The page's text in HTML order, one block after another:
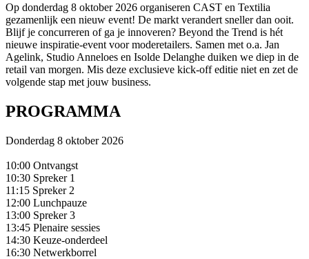
Op donderdag 8 oktober 2026 organiseren CAST en Textilia
gezamenlijk een nieuw event! De markt verandert sneller dan ooit.
Blijf je concurreren of ga je innoveren? Beyond the Trend is hét
nieuwe inspiratie-event voor moderetailers. Samen met o.a. Jan
Agelink, Studio Anneloes en Isolde Delanghe duiken we diep in de
retail van morgen. Mis deze exclusieve kick-off editie niet en zet de
volgende stap met jouw business.
PROGRAMMA
Donderdag 8 oktober 2026
10:00 Ontvangst
10:30 Spreker 1
11:15 Spreker 2
12:00 Lunchpauze
13:00 Spreker 3
13:45 Plenaire sessies
14:30 Keuze-onderdeel
16:30 Netwerkborrel